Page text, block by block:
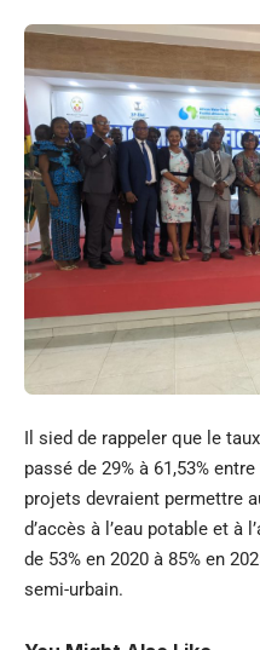
Il sied de rappeler que le
passé de 29% à 61,53%
projets devraient permettre
d’accès à l’eau potable et à
de 53% en 2020 à 85% en
semi-urbain.